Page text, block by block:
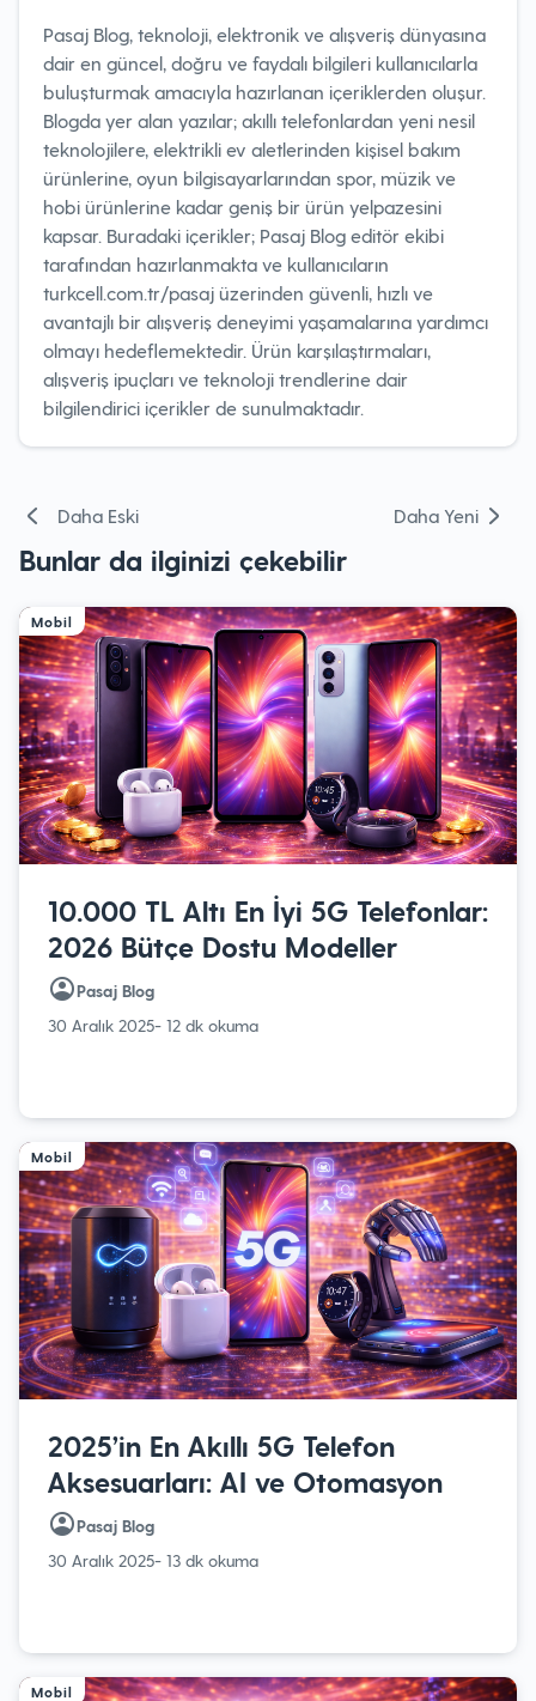
Pasaj Blog, teknoloji, elektronik ve alışveriş dünyasına
dair en güncel, doğru ve faydalı bilgileri kullanıcılarla
buluşturmak amacıyla hazırlanan içeriklerden oluşur.
Blogda yer alan yazılar; akıllı telefonlardan yeni nesil
teknolojilere, elektrikli ev aletlerinden kişisel bakım
ürünlerine, oyun bilgisayarlarından spor, müzik ve
hobi ürünlerine kadar geniş bir ürün yelpazesini
kapsar. Buradaki içerikler; Pasaj Blog editör ekibi
tarafından hazırlanmakta ve kullanıcıların
turkcell.com.tr/pasaj üzerinden güvenli, hızlı ve
avantajlı bir alışveriş deneyimi yaşamalarına yardımcı
olmayı hedeflemektedir. Ürün karşılaştırmaları,
alışveriş ipuçları ve teknoloji trendlerine dair
bilgilendirici içerikler de sunulmaktadır.
Yazı
Daha Eski Daha Yeni
Bunlar da ilginizi çekebilir
Mobil
10.000 TL Altı En İyi 5G Telefonlar:
2026 Bütçe Dostu Modeller
Pasaj Blog
30 Aralık 2025- 12 dk okuma
Mobil
2025’in En Akıllı 5G Telefon
Aksesuarları: AI ve Otomasyon
Pasaj Blog
30 Aralık 2025- 13 dk okuma
Mobil